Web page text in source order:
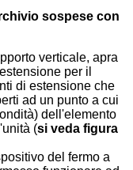
sospese con
verticale, apra
per il
di estensione che
ad un punto a cui
dell'elemento
(si veda figura
del fermo a